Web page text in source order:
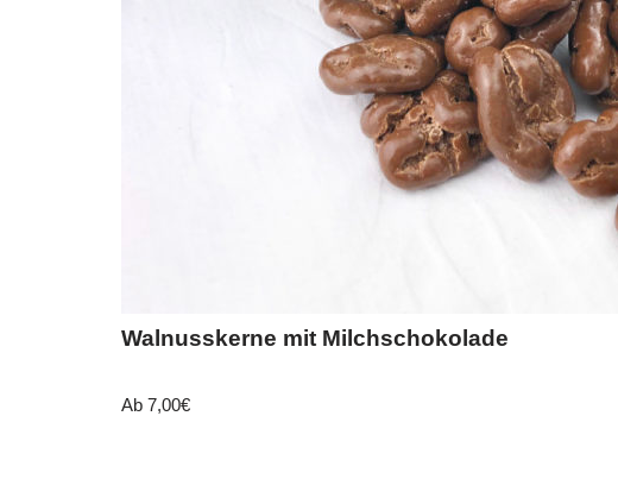
Walnusskerne mit Milchschokolade
Ab 7,00€